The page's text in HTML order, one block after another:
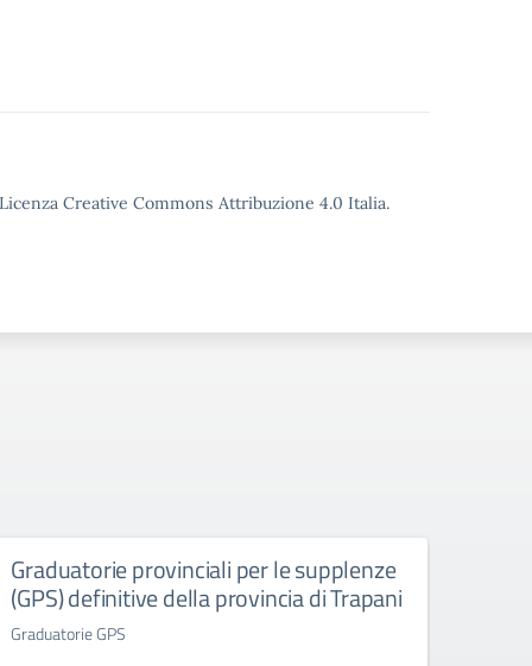
Creative Commons Attribuzione 4.0 Italia.
Graduatorie provinciali per le supplenze
(GPS) definitive della provincia di Trapani
Graduatorie GPS